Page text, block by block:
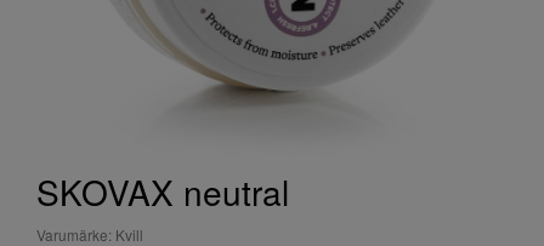
SKOVAX neutral
Varumärke: Kvill